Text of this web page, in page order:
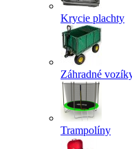
Krycie plachty
Záhradné
Trampolíny